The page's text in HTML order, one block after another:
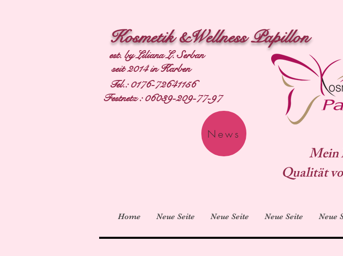
Kosmetik &Wellness Papillon
est. by Liliana L. Serban
seit 2014 in Karben
Tel.: 0176-72641156
Festnetz : 06039-209-77-97
News
Qualität
Home Neue Seite Neue Seite Neue Seite Neue